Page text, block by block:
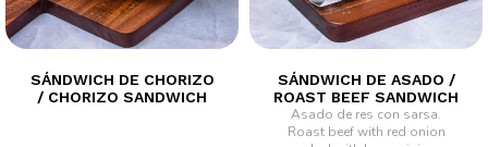
SÁNDWICH DE CHORIZO
/ CHORIZO SANDWICH
SÁNDWICH DE ASADO /
ROAST BEEF SANDWICH
Asado de res con sarsa.
Roast beef with red onion